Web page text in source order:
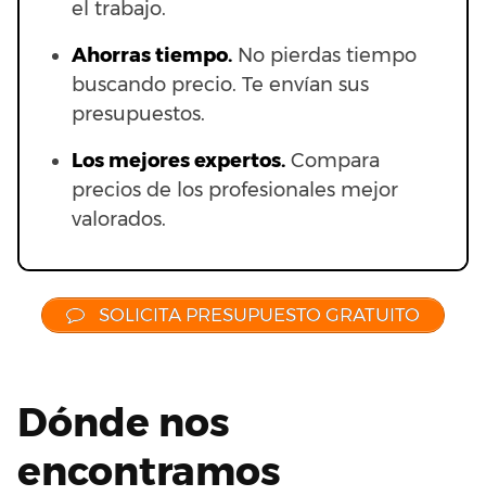
el trabajo.
Ahorras tiempo. No pierdas tiempo
buscando precio. Te envían sus
presupuestos.
Los mejores expertos. Compara
precios de los profesionales mejor
valorados.
SOLICITA PRESUPUESTO GRATUITO
Dónde nos
encontramos